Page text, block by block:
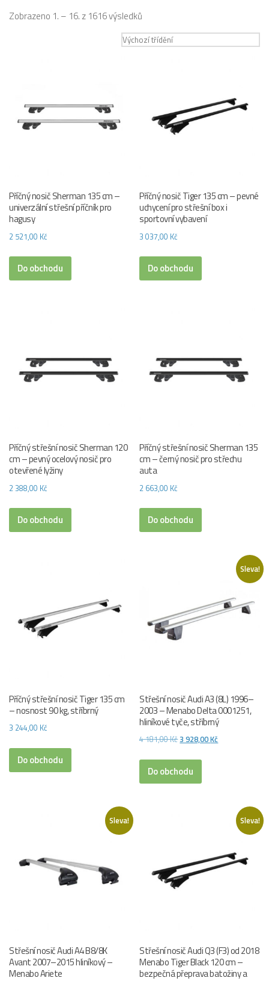
Zobrazeno 1. – 16. z 1616 výsledků
Příčný nosič Sherman 135 cm –
univerzální střešní příčník pro
hagusy
2 521,00 Kč
Do obchodu
Příčný nosič Tiger 135 cm – pevné
uchycení pro střešní box i
sportovní vybavení
3 037,00 Kč
Do obchodu
Příčný střešní nosič Sherman 120
cm – pevný ocelový nosič pro
otevřené lyžiny
2 388,00 Kč
Do obchodu
Příčný střešní nosič Sherman 135
cm – černý nosič pro střechu
auta
2 663,00 Kč
Do obchodu
Příčný střešní nosič Tiger 135 cm
– nosnost 90 kg, stříbrný
3 244,00 Kč
Do obchodu
Sleva!
Střešní nosič Audi A3 (8L) 1996–
2003 – Menabo Delta 0001251,
hliníkové tyče, stříbrný
4 181,00KčPůvodní
byla:
4
3 928,00KčAktuální
Do obchodu
Sleva!
Střešní nosič Audi A4 B8/8K
Avant 2007–2015 hliníkový –
Menabo Ariete
Sleva!
Střešní nosič Audi Q3 (F3) od 2018
Menabo Tiger Black 120 cm –
bezpečná přeprava batožiny a